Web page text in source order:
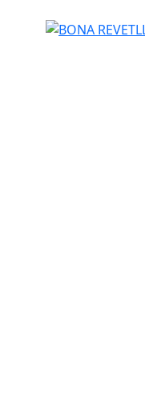
BONA REVETLLA!